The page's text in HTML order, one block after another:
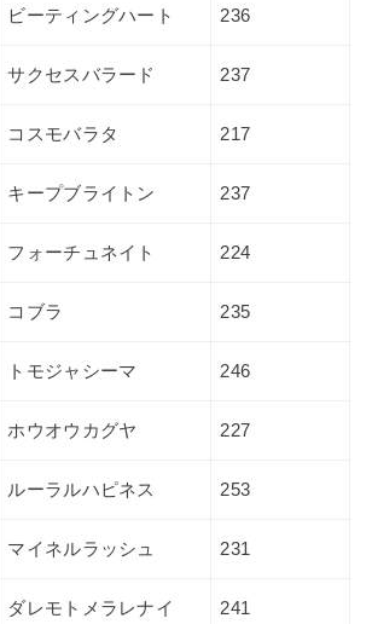
ビーティングハート 236
サクセスバラード 237
コスモバラタ 217
キープブライトン 237
フォーチュネイト 224
コブラ 235
トモジャシーマ 246
ホウオウカグヤ 227
ルーラルハピネス 253
マイネルラッシュ 231
ダレモトメラレナイ 241